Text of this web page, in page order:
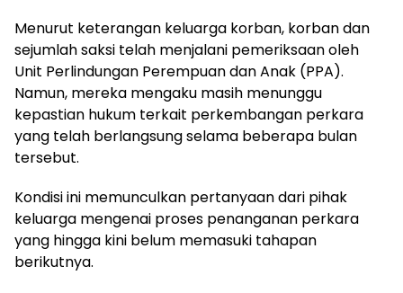
Menurut keterangan keluarga korban, korban dan
sejumlah saksi telah menjalani pemeriksaan oleh
Unit Perlindungan Perempuan dan Anak (PPA).
Namun, mereka mengaku masih menunggu
kepastian hukum terkait perkembangan perkara
yang telah berlangsung selama beberapa bulan
tersebut.
Kondisi ini memunculkan pertanyaan dari pihak
keluarga mengenai proses penanganan perkara
yang hingga kini belum memasuki tahapan
berikutnya.